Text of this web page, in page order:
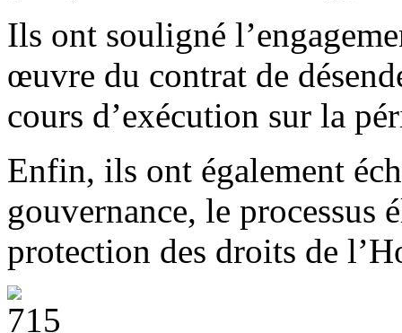
Ils ont souligné
œuvre du contrat de
cours d’exécution sur la
Enfin, ils ont également
gouvernance, le processus
protection des droits de